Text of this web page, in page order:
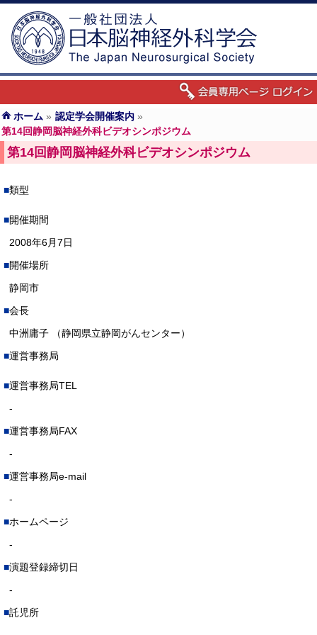
ホーム » 認定学会開催案内 »
第14回静岡脳神経外科ビデオシンポジウム
第14回静岡脳神経外科ビデオシンポジウム
類型
開催期間
2008年6月7日
開催場所
静岡市
会長
中洲庸子 （静岡県立静岡がんセンター）
運営事務局
運営事務局TEL
-
運営事務局FAX
-
運営事務局e-mail
-
ホームページ
-
演題登録締切日
-
託児所